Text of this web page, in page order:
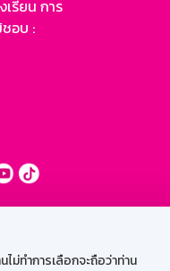
ม่ทำการเลือกจะถือว่าท่าน
เรียน การ
อบ :